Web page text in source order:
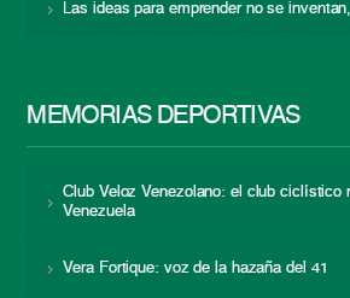
Las ideas para emprender no se
MEMORIAS DEPORTIVAS
Club Veloz Venezolano: el club ciclístico
Venezuela
Vera Fortique: voz de la hazaña del 41